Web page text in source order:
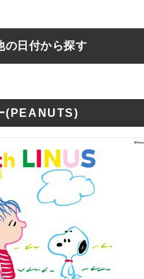
の日付から探す
(PEANUTS)